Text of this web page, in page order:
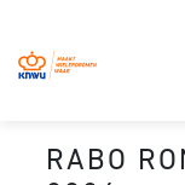
RABO